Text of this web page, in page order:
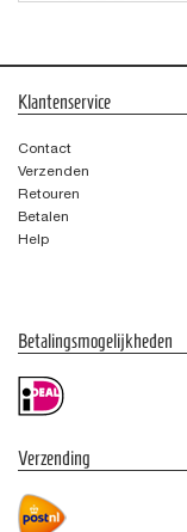
Klantenservice
Contact
Verzenden
Retouren
Betalen
Help
Betalingsmogelijkheden
Verzending